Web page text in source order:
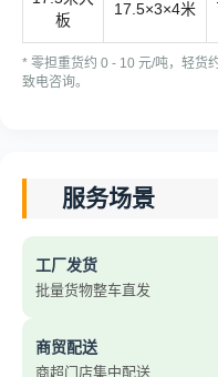
板
17.5×3×4米
* 零担重货约 0 - 10 元/吨，轻货
致电咨询。
服务场景
工厂发货
批量货物整车直发
商贸配送
商超门店集中配送